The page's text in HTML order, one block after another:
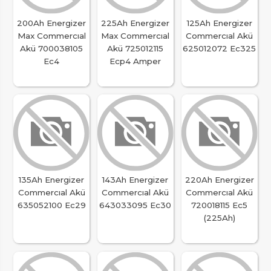
200Ah Energizer
Max Commercıal
Akü 700038105
Ec4
225Ah Energizer
Max Commercıal
Akü 725012115
Ecp4 Amper
125Ah Energizer
Commercıal Akü
625012072 Ec325
135Ah Energizer
Commercıal Akü
635052100 Ec29
143Ah Energizer
Commercıal Akü
643033095 Ec30
220Ah Energizer
Commercıal Akü
720018115 Ec5
(225Ah)